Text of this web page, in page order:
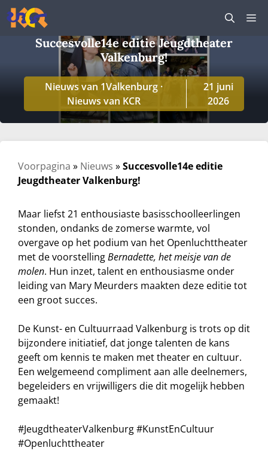
Ga
naar
Succesvolle14e editie Jeugdtheater
Valkenburg!
Nieuws van 1Valkenburg·
Nieuws van KCR
21 juni
2026
Voorpagina » Nieuws »Succesvolle14e editie
Jeugdtheater Valkenburg!
Maar liefst 21 enthousiaste basisschoolleerlingen
stonden, ondanks de zomerse warmte, vol
overgave op het podium van het Openluchttheater
met de voorstellingBernadette, het meisje van de
molen. Hun inzet, talent en enthousiasme onder
leiding van Mary Meurders maakten deze editie tot
een groot succes.
De Kunst- en Cultuurraad Valkenburg is trots op dit
bijzondere initiatief, dat jonge talenten de kans
geeft om kennis te maken met theater en cultuur.
Een welgemeend compliment aan alle deelnemers,
begeleiders en vrijwilligers die dit mogelijk hebben
gemaakt!
#JeugdtheaterValkenburg #KunstEnCultuur
#Openluchttheater